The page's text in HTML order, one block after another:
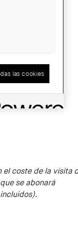
.
el coste de la visita
que se abonará
).
las cookies